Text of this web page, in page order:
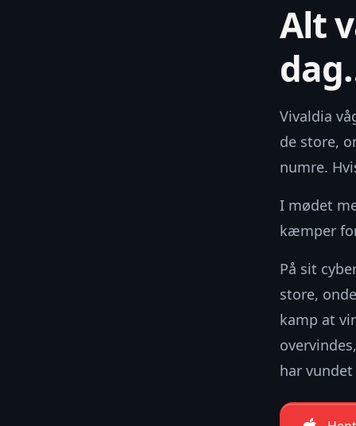
Alt
Vivaldia
de store,
numre.
I mødet
kæmper
På sit
store,
kamp at
har